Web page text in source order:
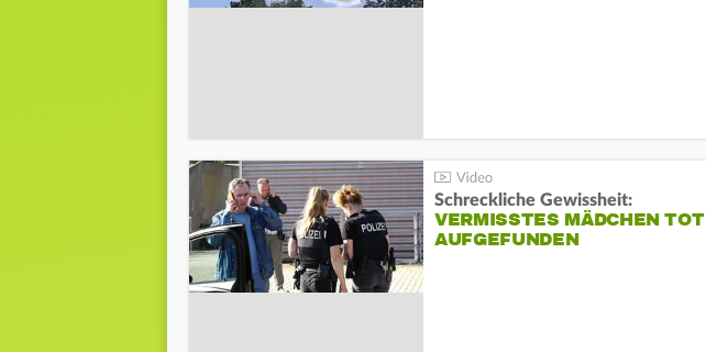
Schreckliche Gewissheit:
VERMISSTES MÄDCHEN TOT
AUFGEFUNDEN